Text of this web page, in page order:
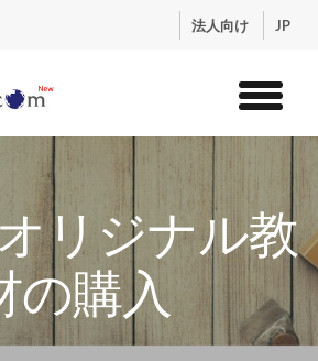
法人向け JP
リジナル教
の購入